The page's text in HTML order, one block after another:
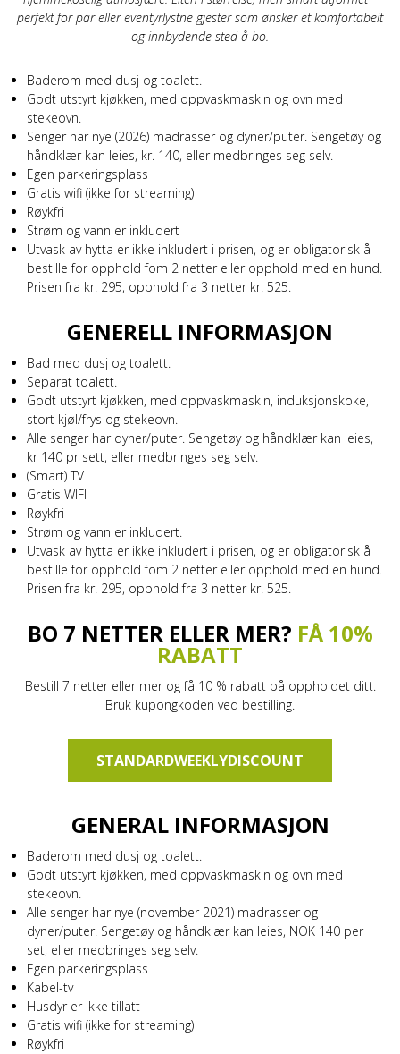
perfekt for par eller eventyrlystne gjester som ønsker et komfortabelt
og innbydende sted å bo.
Baderom med dusj og toalett.
Godt utstyrt kjøkken, med oppvaskmaskin og ovn med
stekeovn.
Senger har nye (2026) madrasser og dyner/puter. Sengetøy og
håndklær kan leies, kr. 140, eller medbringes seg selv.
Egen parkeringsplass
Gratis wifi (ikke for streaming)
Røykfri
Strøm og vann er inkludert
Utvask av hytta er ikke inkludert i prisen, og er obligatorisk å
bestille for opphold fom 2 netter eller opphold med en hund.
Prisen fra kr. 295, opphold fra 3 netter kr. 525.
GENERELL INFORMASJON
Bad med dusj og toalett.
Separat toalett.
Godt utstyrt kjøkken, med oppvaskmaskin, induksjonskoke,
stort kjøl/frys og stekeovn.
Alle senger har dyner/puter. Sengetøy og håndklær kan leies,
kr 140 pr sett, eller medbringes seg selv.
(Smart) TV
Gratis WIFI
Røykfri
Strøm og vann er inkludert.
Utvask av hytta er ikke inkludert i prisen, og er obligatorisk å
bestille for opphold fom 2 netter eller opphold med en hund.
Prisen fra kr. 295, opphold fra 3 netter kr. 525.
BO 7 NETTER ELLER MER? FÅ 10%
RABATT
Bestill 7 netter eller mer og få 10 % rabatt på oppholdet ditt.
Bruk kupongkoden ved bestilling.
STANDARDWEEKLYDISCOUNT
GENERAL INFORMASJON
Baderom med dusj og toalett.
Godt utstyrt kjøkken, med oppvaskmaskin og ovn med
stekeovn.
Alle senger har nye (november 2021) madrasser og
dyner/puter. Sengetøy og håndklær kan leies, NOK 140 per
set, eller medbringes seg selv.
Egen parkeringsplass
Kabel-tv
Husdyr er ikke tillatt
Gratis wifi (ikke for streaming)
Røykfri